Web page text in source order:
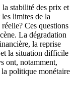
stabilité des prix et
limites de la
Ces questions
La dégradation
la ­reprise
et la situation difficile
ont, notamment,
politique monétaire